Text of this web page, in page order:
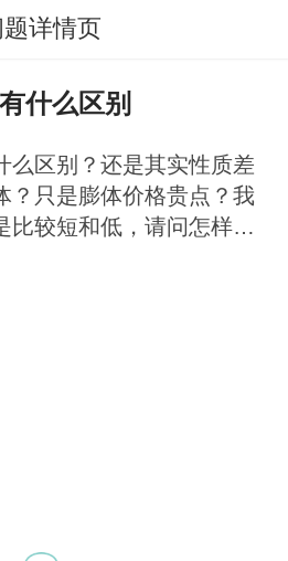
题详情页
什么区别
么区别？还是其实性质差
？只是膨体价格贵点？我
比较短和低，请问怎样的
的假体材料，二者在选
较好。你可以采取假体